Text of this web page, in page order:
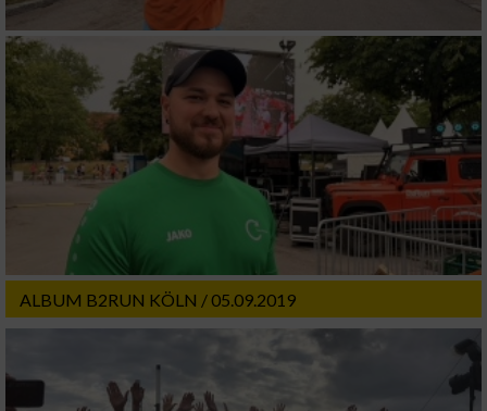
ALBUM B2RUN KÖLN / 05.09.2019